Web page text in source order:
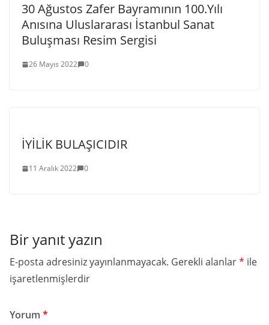
30 Ağustos Zafer Bayramının 100.Yılı
Anısına Uluslararası İstanbul Sanat
Buluşması Resim Sergisi
26 Mayıs 2022 0
İYİLİK BULAŞICIDIR
11 Aralık 2022 0
Bir yanıt yazın
E-posta adresiniz yayınlanmayacak. Gerekli alanlar* ile
işaretlenmişlerdir
Yorum *